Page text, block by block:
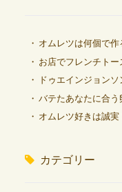
オムレツは何個で作
お店でフレンチト
ドゥエインジョン
バテたあなたに合う
オムレツ好きは誠
カテゴリー